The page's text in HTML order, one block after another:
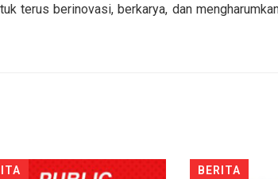
terus berinovasi, berkarya, dan
BERITA